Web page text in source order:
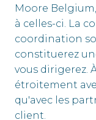
Moore
à celles-ci. La
coordination
constituerez
vous dirigerez.
étroitement
qu'avec les
client.